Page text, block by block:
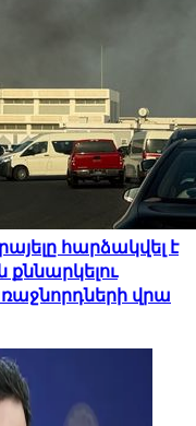
հարձակվել է
վրա